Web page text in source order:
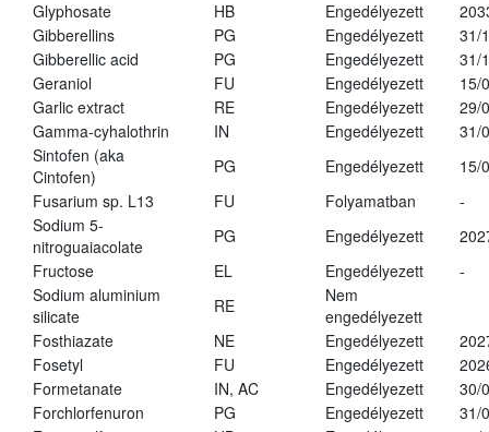
Glyphosate
HB Engedélyezett
Gibberellins
PG Engedélyezett
31/
Gibberellic acid
PG Engedélyezett
31/
Geraniol
FU Engedélyezett
15/
Garlic extract
RE Engedélyezett
29/
Gamma-cyhalothrin
IN Engedélyezett
31/
Sintofen (aka
Cintofen)
PG Engedélyezett
15/
Fusarium sp. L13
FU Folyamatban
-
Sodium 5-
nitroguaiacolate
PG Engedélyezett
Fructose
EL Engedélyezett
-
Sodium aluminium
silicate
RE
Nem
engedélyezett
Fosthiazate
NE Engedélyezett
Fosetyl
FU Engedélyezett
Formetanate
IN, AC Engedélyezett
30/
Forchlorfenuron
PG Engedélyezett
31/